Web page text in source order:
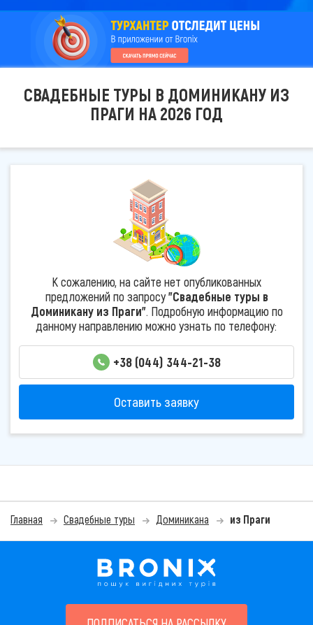
СВАДЕБНЫЕ ТУРЫ В ДОМИНИКАНУ ИЗ
ПРАГИ НА 2026 ГОД
К сожалению, на сайте нет опубликованных
предложений по запросу"Свадебные туры в
Доминикану из Праги". Подробную информацию по
данному направлению можно узнать по телефону:
+38 (044) 344-21-38
Оставить заявку
Главная Свадебные туры Доминикана из Праги